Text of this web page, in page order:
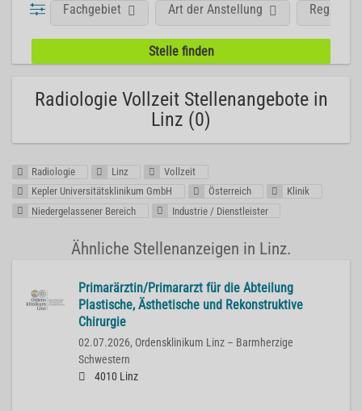
Fachgebiet Art der Anstellung Region
Radiologie Vollzeit Stellenangebote in
Linz (0)
Radiologie Linz
Vollzeit
Kepler Universitätsklinikum GmbH
Österreich
Klinik
Niedergelassener Bereich
Industrie / Dienstleister
Ähnliche Stellenanzeigen in Linz.
Primarärztin/Primararzt für die Abteilung
Plastische, Ästhetische und Rekonstruktive
Chirurgie
02.07.2026, Ordensklinikum Linz – Barmherzige
Schwestern
4010 Linz